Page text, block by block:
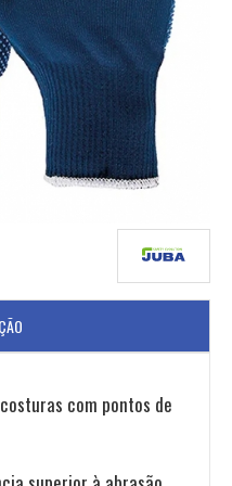
com pontos de